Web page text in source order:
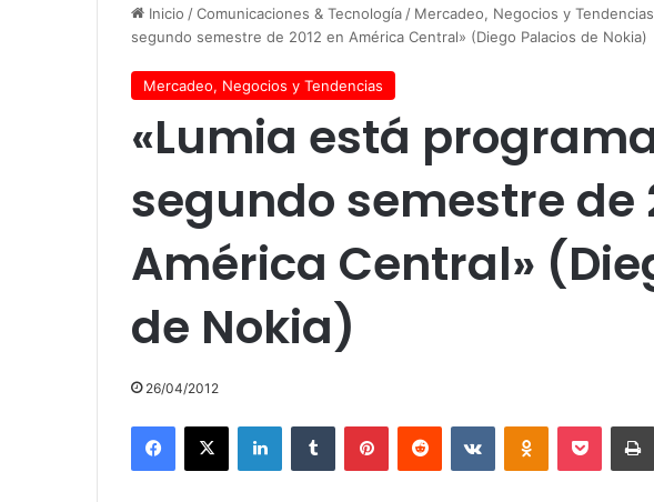
Inicio /Comunicaciones & Tecnología / Mercadeo, Negocios y Tendencias
segundo semestre de 2012 en América Central» (Diego Palacios de Nokia)
Mercadeo, Negocios y Tendencias
«Lumia está
segundo semestre de
América Central»
de Nokia)
26/04/2012
Facebook
X LinkedInTumblr PinterestReddit VKontakteOdnoklassniki
Pocket